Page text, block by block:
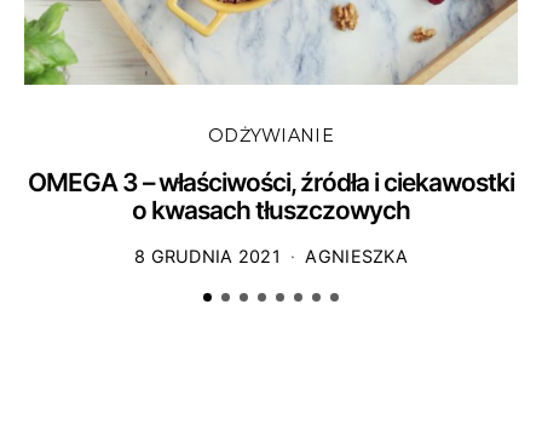
ODŻYWIANIE
OMEGA 3 – właściwości, źródła i ciekawostki
o kwasach tłuszczowych
8 GRUDNIA 2021 AGNIESZKA